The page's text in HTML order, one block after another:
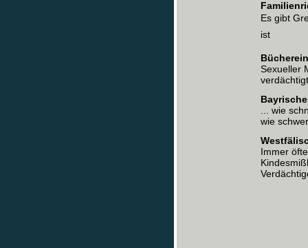
Es gibt
ist
Sexueller
... wie
wie
Immer